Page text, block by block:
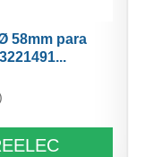
58mm para